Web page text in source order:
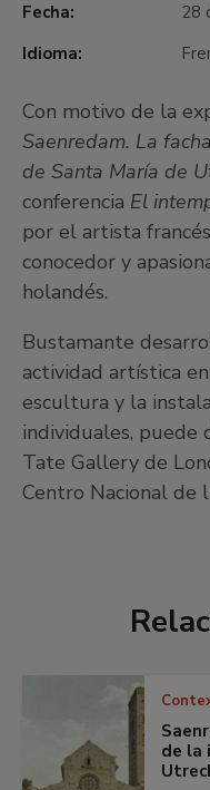
Fecha:
28
Idioma:
Con motivo de la
Saenredam. La
de Santa María de
conferencia El
por el artista
conocedor y
holandés.
Bustamante
actividad artística
escultura y la
individuales, puede
Tate Gallery de
Centro Nacional de
de la